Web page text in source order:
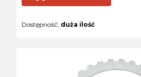
Dostępność: duża ilość